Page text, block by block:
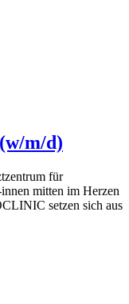
m/d)
für
mitten im Herzen
setzen sich aus